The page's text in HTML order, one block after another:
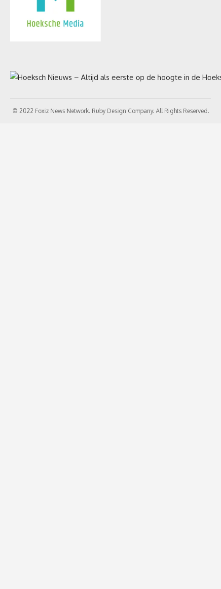
© 2022 Foxiz News Network. Ruby Design Company. All Rights Reserved.